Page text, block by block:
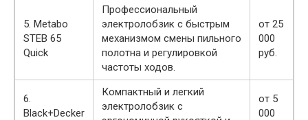
5. Metabo
STEB 65
Quick
Профессиональный
электролобзик с быстрым
механизмом смены пильного
полотна и регулировкой
частоты ходов.
от 25
000
руб.
6.
Black+Decker
Компактный и легкий
электролобзик с
от 5
000